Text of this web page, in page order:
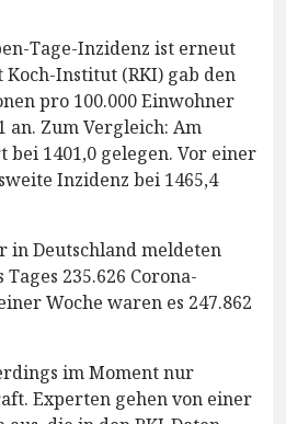
Tage-Inzidenz ist erneut
Koch-Institut (RKI) gab den
pro 100.000 Einwohner
an. Zum Vergleich: Am
1401,0 gelegen. Vor einer
Inzidenz bei 1465,4
in Deutschland meldeten
235.626 Corona-
Woche waren es 247.862
im Moment nur
Experten gehen von einer